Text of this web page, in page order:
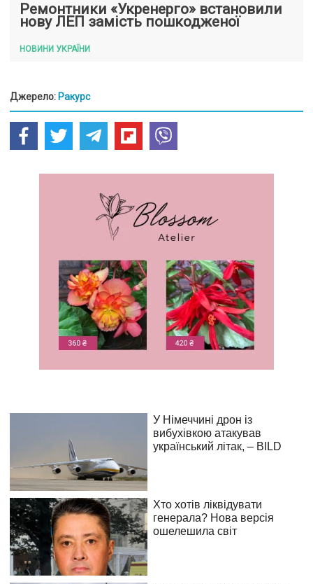
Ремонтники «Укренерго» встановили
нову ЛЕП замість пошкодженої
НОВИНИ УКРАЇНИ
Джерело: Ракурс